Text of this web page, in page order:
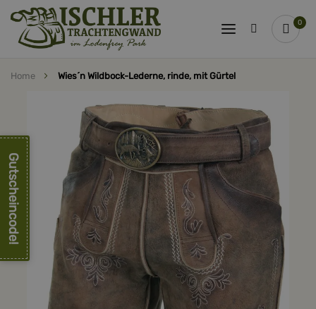
0
Home Wies´n Wildbock-Lederne, rinde, mit Gürtel
springen
Gutscheincode!